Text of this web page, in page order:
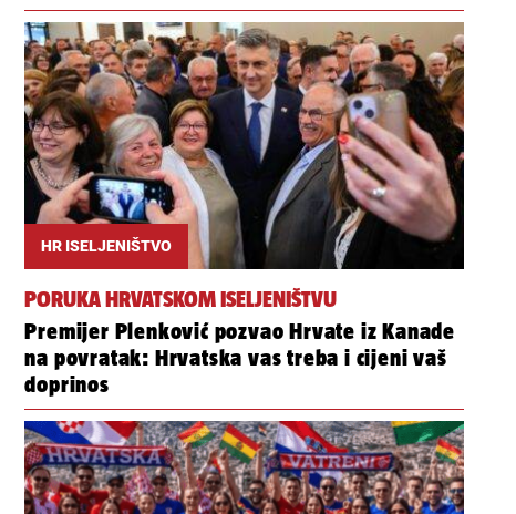
HR ISELJENIŠTVO
PORUKA HRVATSKOM ISELJENIŠTVU
Premijer Plenković pozvao Hrvate iz Kanade
na povratak: Hrvatska vas treba i cijeni vaš
doprinos